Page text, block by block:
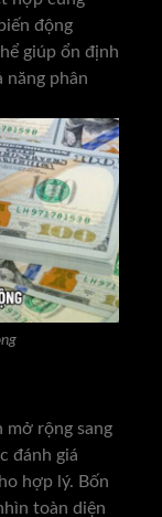
động
giúp ổn định
năng phân
mở rộng sang
đánh giá
hợp lý. Bốn
toàn diện